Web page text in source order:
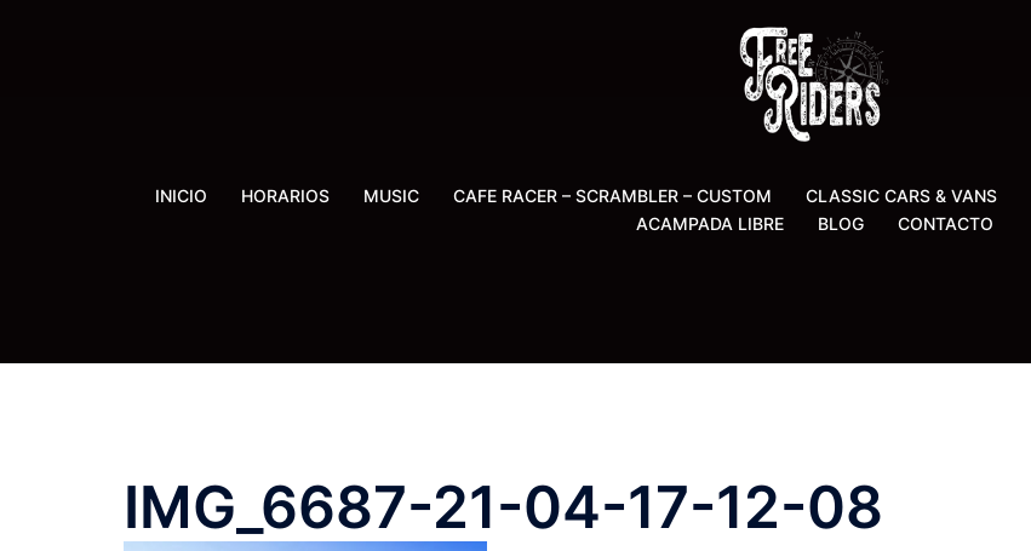
INICIO HORARIOS MUSIC CAFE RACER – SCRAMBLER – CUSTOM CLASSIC CARS & VANS
ACAMPADA LIBRE
BLOG CONTACTO
IMG_6687-21-04-17-12-08